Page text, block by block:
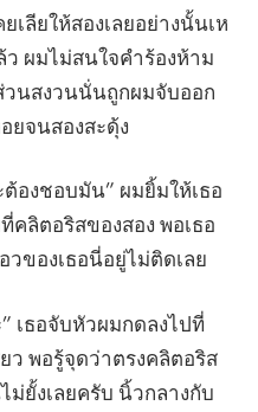
เลียให้สองเลยอย่างนั้นเห
ผมไม่สนใจคำร้องห้าม
วนสงวนนั่นถูกผมจับออก
ยจนสองสะดุ้ง
องชอบมัน” ผมยิ้มให้เธอ
คลิตอริสของสอง พอเธอ
ของเธอนี่อยู่ไม่ติดเลย
เธอจับหัวผมกดลงไปที่
ว พอรู้จุดว่าตรงคลิตอริส
ม่ยั้งเลยครับ นิ้วกลางกับ